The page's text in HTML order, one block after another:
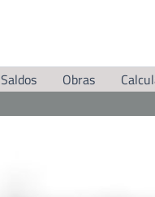
Saldos Obras